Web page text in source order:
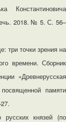
Константиновича
2018. № 5. С. 56–
три точки зрения на
времени. Сборник
«Древнерусская
памяти
князей (по